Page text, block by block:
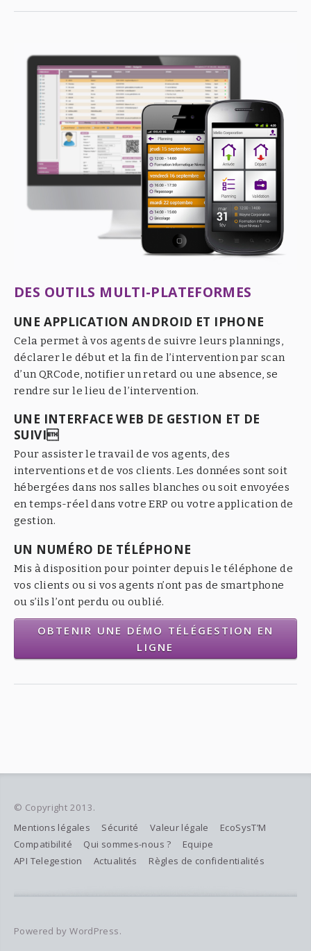
DES OUTILS MULTI-PLATEFORMES
UNE APPLICATION ANDROID ET IPHONE
Cela permet à vos agents de suivre leurs plannings,
déclarer le début et la fin de l’intervention par scan
d’un QRCode, notifier un retard ou une absence, se
rendre sur le lieu de l’intervention.
UNE INTERFACE WEB DE GESTION ET DE
SUIVI
Pour assister le travail de vos agents, des
interventions et de vos clients. Les données sont soit
hébergées dans nos salles blanches ou soit envoyées
en temps-réel dans votre ERP ou votre application de
gestion.
UN NUMÉRO DE TÉLÉPHONE
Mis à disposition pour pointer depuis le téléphone de
vos clients ou si vos agents n’ont pas de smartphone
ou s’ils l’ont perdu ou oublié.
OBTENIR UNE DÉMO TÉLÉGESTION EN
LIGNE
© Copyright 2013.
Mentions légales
Sécurité Valeur légale
EcoSysT’M
Compatibilité
Qui sommes-nous ?
Equipe
API Telegestion
Actualités Règles de confidentialités
Powered by WordPress.